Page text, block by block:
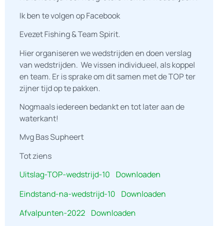
Ik ben te volgen op Facebook
Evezet Fishing & Team Spirit.
Hier organiseren we wedstrijden en doen verslag
van wedstrijden. We vissen individueel, als koppel
en team. Er is sprake om dit samen met de TOP ter
zijner tijd op te pakken.
Nogmaals iedereen bedankt en tot later aan de
waterkant!
Mvg Bas Supheert
Tot ziens
Uitslag-TOP-wedstrijd-10
Downloaden
Eindstand-na-wedstrijd-10
Downloaden
Afvalpunten-2022 Downloaden